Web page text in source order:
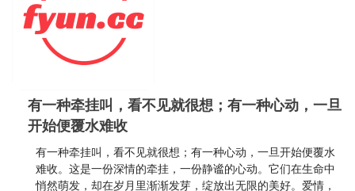
有一种牵挂叫，看不见就很想；有一种心动，一旦
开始便覆水难收
有一种牵挂叫，看不见就很想；有一种心动，一旦开始便覆水
难收。这是一份深情的牵挂，一份静谧的心动。它们在生命中
悄然萌发，却在岁月里渐渐发芽，绽放出无限的美好。爱情，